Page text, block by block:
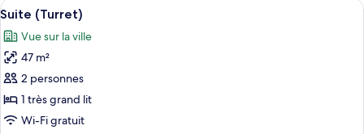
de
chambre
Suite
Supérieure
Afficher
toutes
les
photos
pour
ce
type
11
Suite (Turret)
Vue sur la ville
47 m²
2 personnes
1 très grand lit
Wi-Fi gratuit